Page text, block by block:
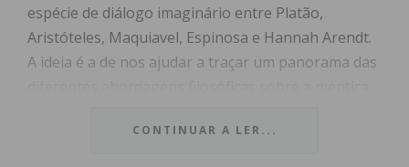
espécie de diálogo imaginário entre Platão,
Aristóteles, Maquiavel, Espinosa e Hannah Arendt.
A ideia é a de nos ajudar a traçar um panorama das
CONTINUAR A LER...